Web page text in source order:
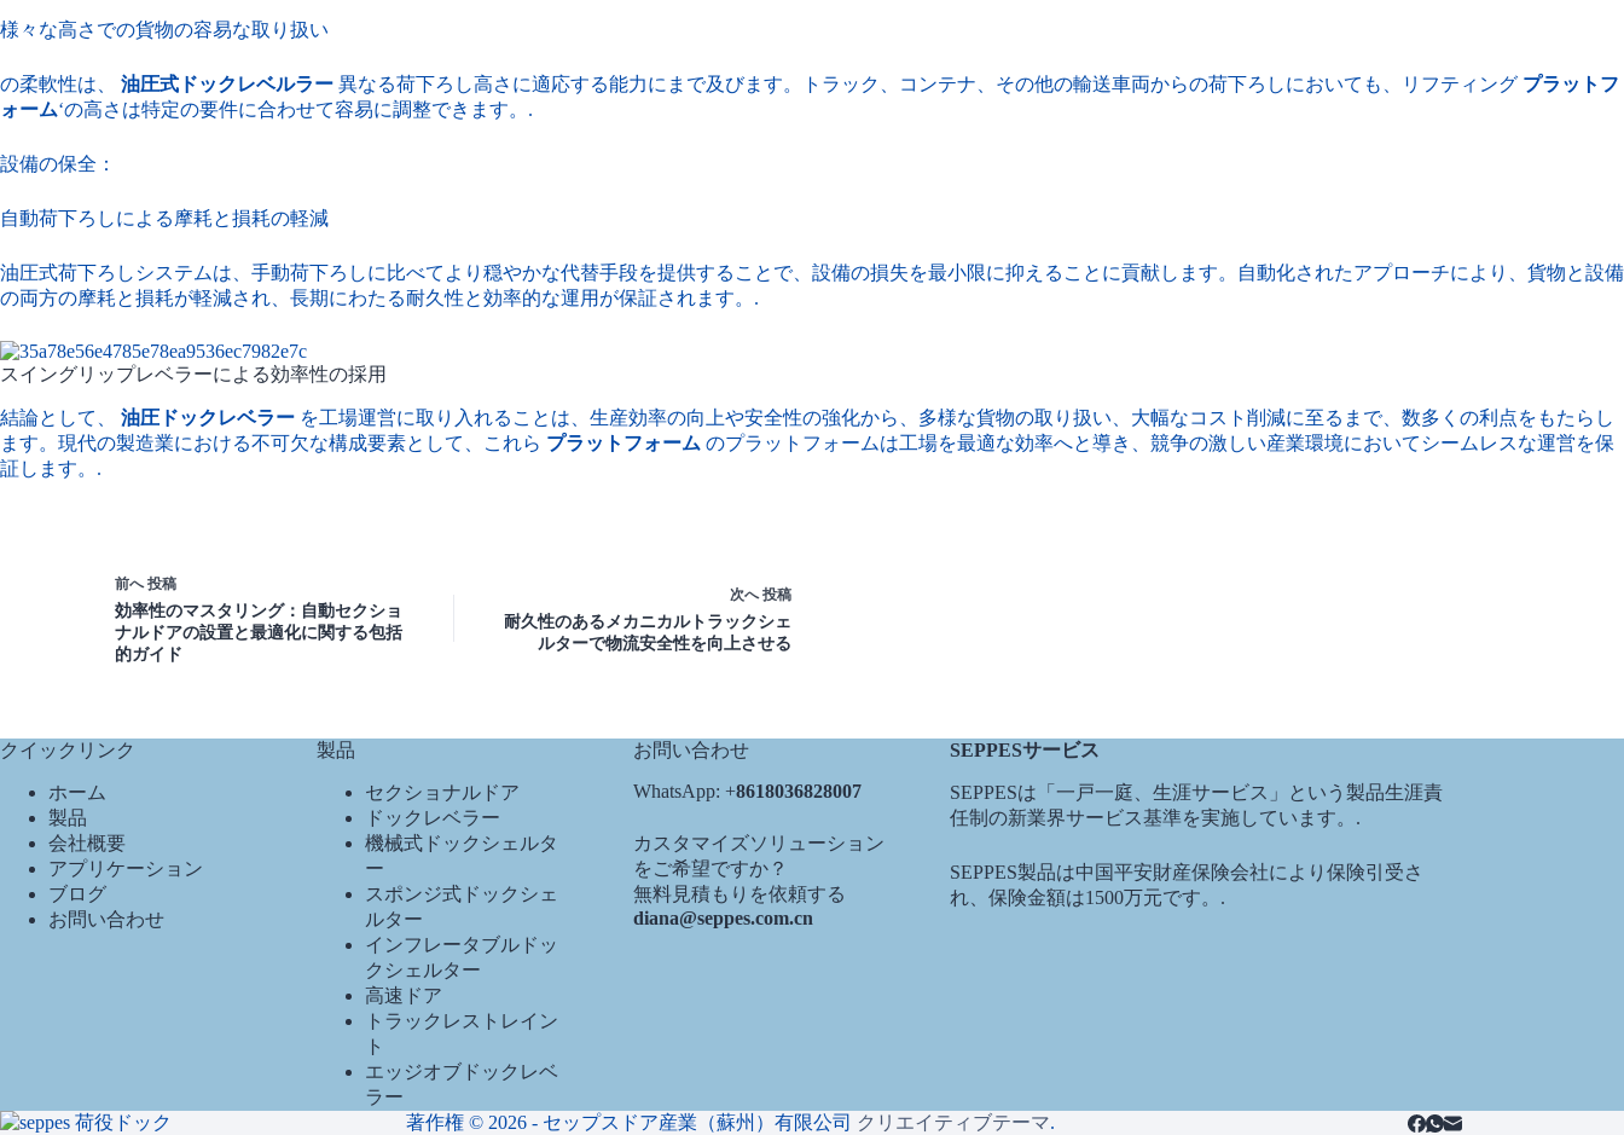
様々な高さでの貨物の容易な取り扱い
の柔軟性は、 油圧式ドックレベルラー 異なる荷下ろし高さに適応する能力にまで及びます。トラック、コンテナ、その他の輸送車両からの荷下ろしにおいても、リフティング プラットフ
ォーム‘の高さは特定の要件に合わせて容易に調整できます。.
設備の保全：
自動荷下ろしによる摩耗と損耗の軽減
油圧式荷下ろしシステムは、手動荷下ろしに比べてより穏やかな代替手段を提供することで、設備の損失を最小限に抑えることに貢献します。自動化されたアプローチにより、貨物と設備
の両方の摩耗と損耗が軽減され、長期にわたる耐久性と効率的な運用が保証されます。.
スイングリップレベラーによる効率性の採用
結論として、 油圧ドックレベラー を工場運営に取り入れることは、生産効率の向上や安全性の強化から、多様な貨物の取り扱い、大幅なコスト削減に至るまで、数多くの利点をもたらし
ます。現代の製造業における不可欠な構成要素として、これら プラットフォーム のプラットフォームは工場を最適な効率へと導き、競争の激しい産業環境においてシームレスな運営を保
証します。.
前へ投稿
効率性のマスタリング：自動セクショ
ナルドアの設置と最適化に関する包括
的ガイド
次へ投稿
耐久性のあるメカニカルトラックシェ
ルターで物流安全性を向上させる
クイックリンク
ホーム
製品
会社概要
アプリケーション
ブログ
お問い合わせ
製品
セクショナルドア
ドックレベラー
機械式ドックシェルタ
ー
スポンジ式ドックシェ
ルター
インフレータブルドッ
クシェルター
高速ドア
トラックレストレイン
ト
エッジオブドックレベ
ラー
お問い合わせ
WhatsApp: +8618036828007
カスタマイズソリューション
をご希望ですか？
無料見積もりを依頼する
diana@seppes.com.cn
SEPPESサービス
SEPPESは「一戸一庭、生涯サービス」という製品生涯責
任制の新業界サービス基準を実施しています。.
SEPPES製品は中国平安財産保険会社により保険引受さ
れ、保険金額は1500万元です。.
著作権 © 2026 - セップスドア産業（蘇州）有限公司 クリエイティブテーマ.